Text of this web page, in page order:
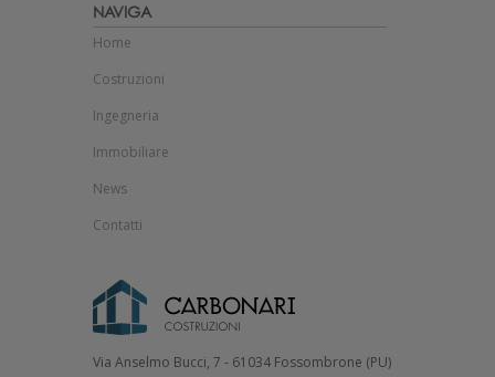
NAVIGA
Home
Costruzioni
Ingegneria
Immobiliare
News
Contatti
Via Anselmo Bucci, 7 - 61034 Fossombrone (PU)